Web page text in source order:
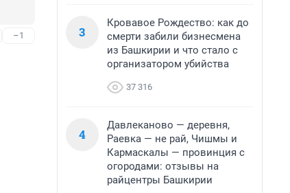
–1 3
Кровавое Рождество: как до
смерти забили бизнесмена
из Башкирии и что стало с
организатором убийства
37 316
4
Давлеканово — деревня,
Раевка — не рай, Чишмы и
Кармаскалы — провинция с
огородами: отзывы на
райцентры Башкирии